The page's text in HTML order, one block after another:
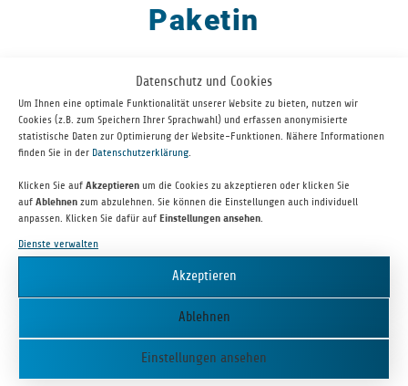
Datenschutz und Cookies
Um Ihnen eine optimale Funktionalität unserer Website zu bieten, nutzen wir
Cookies (z.B. zum Speichern Ihrer Sprachwahl) und erfassen anonymisierte
statistische Daten zur Optimierung der Website-Funktionen. Nähere Informationen
finden Sie in der Datenschutzerklärung
Klicken Sie auf Akzeptieren um die Cookies zu akzeptieren oder klicken Sie
auf Ablehnen zum abzulehnen. Sie können die Einstellungen auch individuell
anpassen. Klicken Sie dafür auf Einstellungen ansehen
Dienste verwalten
Akzeptieren
Ablehnen
Einstellungen ansehen
Paketin
PAKETIN bie­tet ein elek­tro­ni­sches Schließ­sys­tem an, wel­ches von
Retoure von Paket­sen­dun­gen ver­wen­det wer­den kann. Es grenzt
sich gegen­über Wett­be­werbs­pro­duk­ten durch eine hoch­fle­xi­ble
füg­bar­keit ab. Außer­dem kann die Lösung an allen Paket­käs­ten,